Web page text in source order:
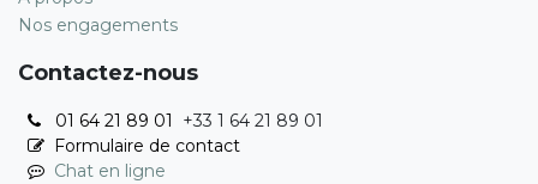
Nos engagements
Contactez-nous
01 64 21 89 01 +33 1 64 21 89 01
Formulaire de contact
Chat en ligne